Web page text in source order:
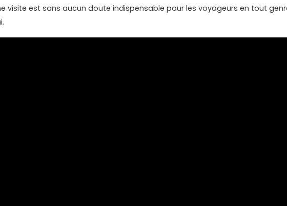
visite est sans aucun doute indispensable pour les voyageurs en tout